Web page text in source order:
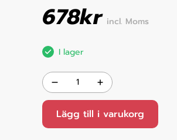
678kr incl. Moms
I lager
Lägg till i varukorg